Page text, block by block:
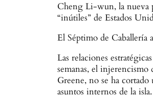
Cheng Li-wun, la nueva
“inútiles” de Estados
El Séptimo de Caballería
Las relaciones
semanas, el
Greene, no se ha
asuntos internos de la